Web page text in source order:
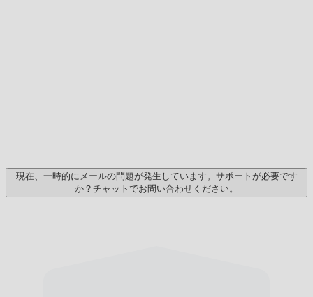
現在、一時的にメールの問題が発生しています。サポートが必要です
か？チャットでお問い合わせください。